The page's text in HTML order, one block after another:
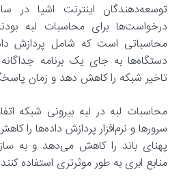
درخواست‌ها برای محاسبات لبه
محاسباتی است که شامل پردازش
دستگاه‌ها به جای یک برنامه
تاخیر شبکه را کاهش دهد و زمان
محاسبات لبه در لبه بیرونی شبکه
سرورها و نرم‌افزار پردازش داده‌ها
پهنای باند را کاهش می‌دهد و به
منابع ابری به طور موثرتری استفاده